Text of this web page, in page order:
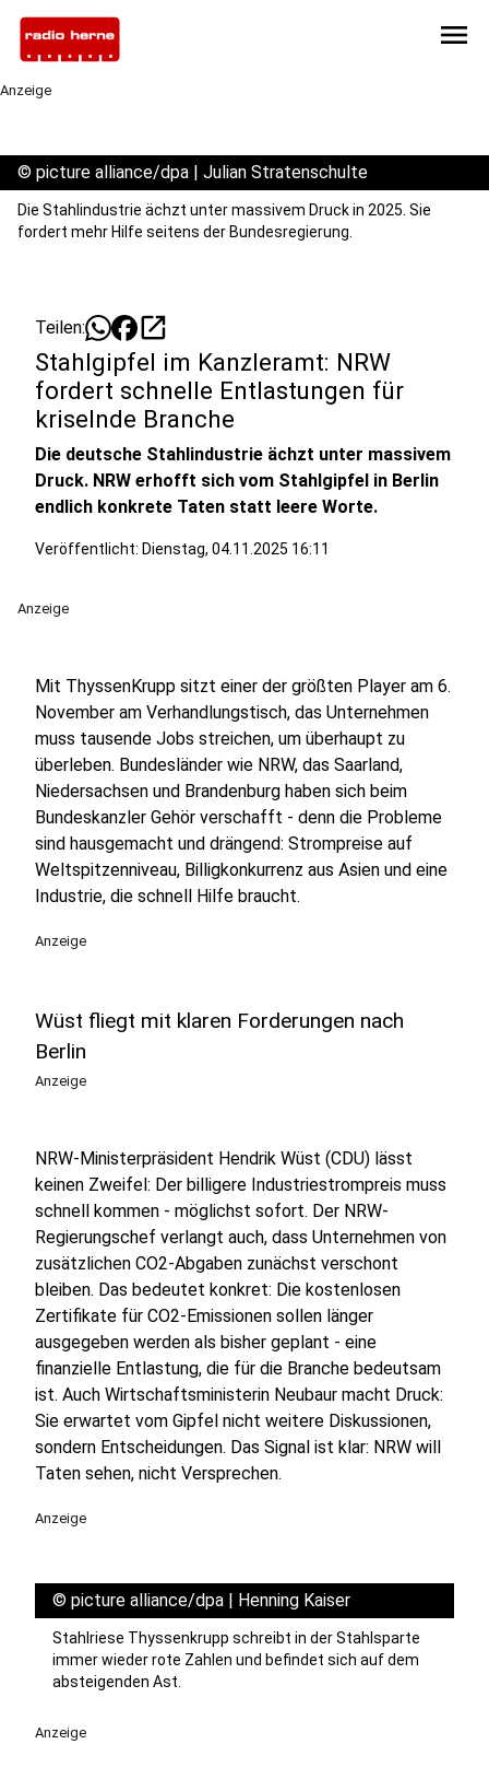
menu
Anzeige
© picture alliance/dpa | Julian Stratenschulte
Die Stahlindustrie ächzt unter massivem Druck in 2025. Sie
fordert mehr Hilfe seitens der Bundesregierung.
Teilen: open_in_new
Stahlgipfel im Kanzleramt: NRW
fordert schnelle Entlastungen für
kriselnde Branche
Die deutsche Stahlindustrie ächzt unter massivem
Druck. NRW erhofft sich vom Stahlgipfel in Berlin
endlich konkrete Taten statt leere Worte.
Veröffentlicht: Dienstag, 04.11.2025 16:11
Anzeige
Mit ThyssenKrupp sitzt einer der größten Player am 6.
November am Verhandlungstisch, das Unternehmen
muss tausende Jobs streichen, um überhaupt zu
überleben. Bundesländer wie NRW, das Saarland,
Niedersachsen und Brandenburg haben sich beim
Bundeskanzler Gehör verschafft - denn die Probleme
sind hausgemacht und drängend: Strompreise auf
Weltspitzenniveau, Billigkonkurrenz aus Asien und eine
Industrie, die schnell Hilfe braucht.
Anzeige
Wüst fliegt mit klaren Forderungen nach
Berlin
Anzeige
NRW-Ministerpräsident Hendrik Wüst (CDU) lässt
keinen Zweifel: Der billigere Industriestrompreis muss
schnell kommen - möglichst sofort. Der NRW-
Regierungschef verlangt auch, dass Unternehmen von
zusätzlichen CO2-Abgaben zunächst verschont
bleiben. Das bedeutet konkret: Die kostenlosen
Zertifikate für CO2-Emissionen sollen länger
ausgegeben werden als bisher geplant - eine
finanzielle Entlastung, die für die Branche bedeutsam
ist. Auch Wirtschaftsministerin Neubaur macht Druck:
Sie erwartet vom Gipfel nicht weitere Diskussionen,
sondern Entscheidungen. Das Signal ist klar: NRW will
Taten sehen, nicht Versprechen.
Anzeige
© picture alliance/dpa | Henning Kaiser
Stahlriese Thyssenkrupp schreibt in der Stahlsparte
immer wieder rote Zahlen und befindet sich auf dem
absteigenden Ast.
Anzeige